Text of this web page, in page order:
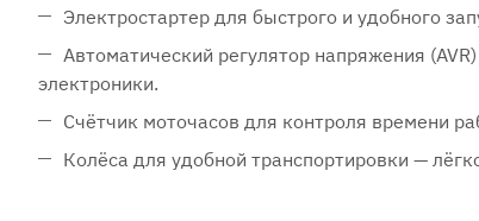
Электростартер для быстрого и удобного
Автоматический регулятор напряжения
электроники.
Счётчик моточасов для контроля времени
Колёса для удобной транспортировки —